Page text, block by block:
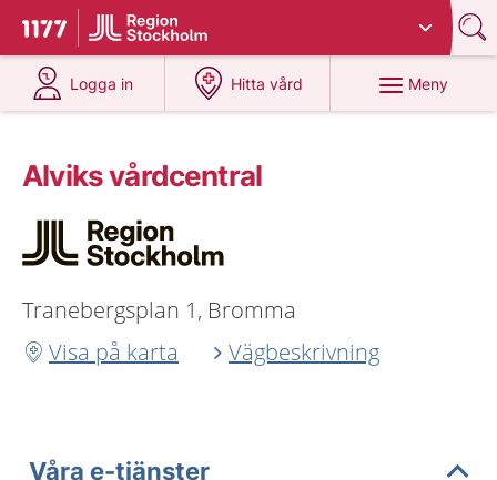
Till startsidan för 1177
Du har valt region
Logga in
på 1177.se
Hitta vård
på 1177.se
Meny
Alviks vårdcentral
Tranebergsplan 1, Bromma
Visa på karta
Vägbeskrivning
Våra e-tjänster